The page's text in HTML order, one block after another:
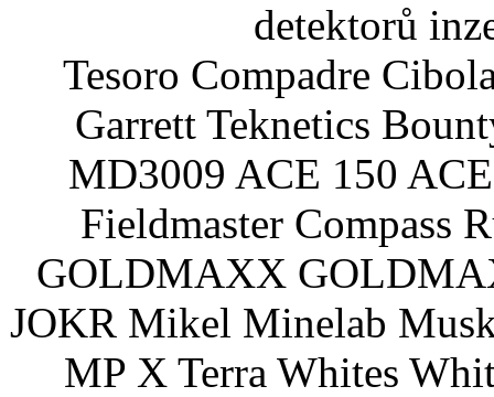
detektorů
Tesoro Compadre
Garrett Teknetics
MD3009 ACE 150
Fieldmaster Compass
GOLDMAXX
JOKR Mikel Minelab
MP X Terra Whites